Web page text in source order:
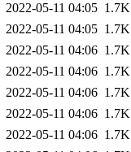
2022-05-11 04:05 1.7K
2022-05-11 04:05 1.7K
2022-05-11 04:06 1.7K
2022-05-11 04:06 1.7K
2022-05-11 04:06 1.7K
2022-05-11 04:06 1.7K
2022-05-11 04:06 1.7K